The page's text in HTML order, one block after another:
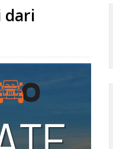
dari